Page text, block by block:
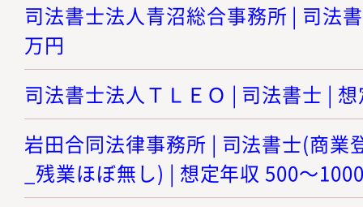
司法書士法人青沼総合事務所 | 司法
万円
司法書士法人ＴＬＥＯ | 司法書士 |
岩田合同法律事務所 | 司法書士(商業
_残業ほぼ無し) | 想定年収 500～